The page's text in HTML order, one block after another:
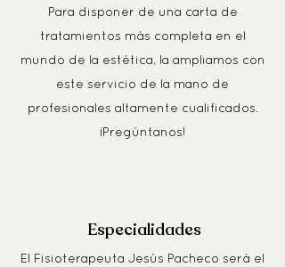
Para disponer de una carta de
tratamientos más completa en el
mundo de la estética, la ampliamos con
este servicio de la mano de
profesionales altamente cualificados.
¡Pregúntanos!
Especialidades
El Fisioterapeuta Jesús Pacheco será el